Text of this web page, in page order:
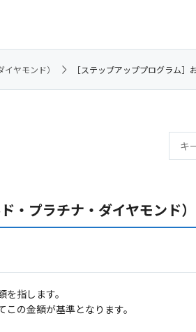
ヤモンド） ［ステップアッププログラム］
・プラチナ・ダイヤモンド）
指します。
の金額が基準となります。